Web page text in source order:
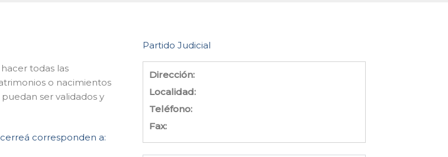
todas las
o nacimientos
ser validados y
corresponden a:
Partido Judicial
Dirección:
Localidad:
Teléfono:
Fax: